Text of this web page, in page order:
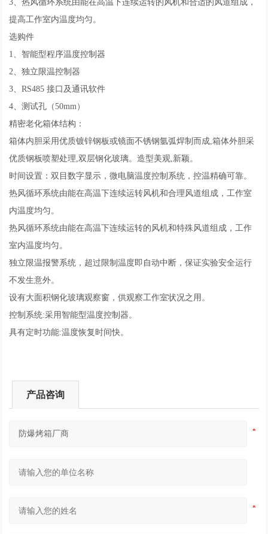
3、热风循环系统由能在高温下连续运转的风机和合适的风道组成，
提高工作室内温度均匀。
选购件
1、智能型程序温度控制器
2、独立限温控制器
3、RS485 接口及通讯软件
4、测试孔（50mm）
精密老化箱体结构：
箱体内胆采用优质镀锌钢板或镜面不锈钢氩弧焊制而成,箱体外胆采
优质钢板喷塑处理,双层钢化玻璃。造型美观,新颖。
时间设置：双目数字显示，微电脑温度控制系统，控温精确可靠。
热风循环系统由能在高温下连续运转风机和合理风道组成，工作室
内温度均匀。
热风循环系统由能在高温下连续运转的风机和特殊风道组成，工作
室内温度均匀。
独立限温报警系统，超过限制温度即自动中断，保证实验安全运行
不发生意外。
设有大面积钢化玻璃观察窗，供观察工作室状况之用。
控制系统:采用智能型温度控制器。
具有定时功能:温度恢复时间快。
产品咨询